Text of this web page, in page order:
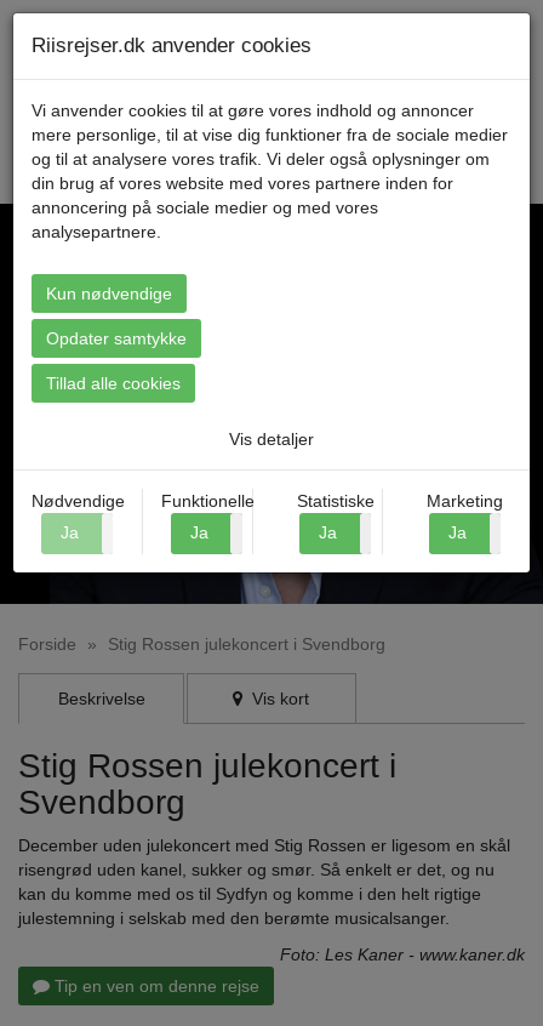
Menu
Forside » Stig Rossen julekoncert i Svendborg
Beskrivelse Vis kort
Stig Rossen julekoncert i
Svendborg
December uden julekoncert med Stig Rossen er ligesom en skål
risengrød uden kanel, sukker og smør. Så enkelt er det, og nu
kan du komme med os til Sydfyn og komme i den helt rigtige
julestemning i selskab med den berømte musicalsanger.
Foto: Les Kaner - www.kaner.dk
Tip en ven om denne rejse
Riisrejser.dk anvender cookies
Vi anvender cookies til at gøre vores indhold og annoncer
mere personlige, til at vise dig funktioner fra de sociale medier
og til at analysere vores trafik. Vi deler også oplysninger om
din brug af vores website med vores partnere inden for
annoncering på sociale medier og med vores
analysepartnere.
Kun nødvendige
Opdater samtykke
Tillad alle cookies
Vis detaljer
Nødvendige
Ja
Funktionelle
Ja
Statistiske
Ja
Marketing
Ja